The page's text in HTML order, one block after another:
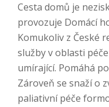
Cesta domů je
provozuje Domácí
Komukoliv z České
služby v oblasti
umírající. Pomáhá
Zároveň se snaží o
paliativní péče